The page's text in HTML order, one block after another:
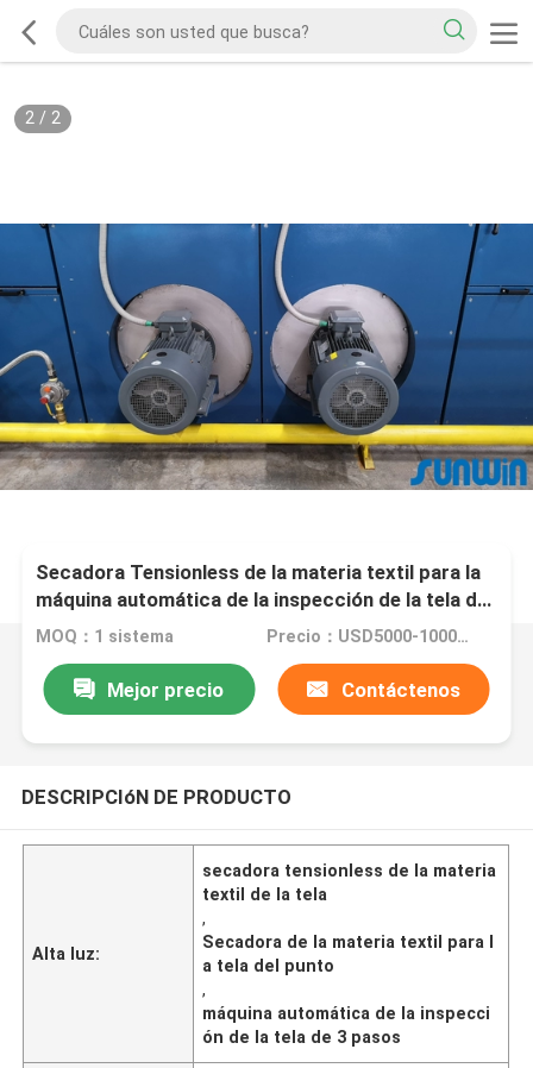
2/ 2
Secadora Tensionless de la materia textil para la
máquina automática de la inspección de la tela del
paso de la tela 3 del punto
MOQ：1 sistema Precio：USD5000-100000
Mejor precio Contáctenos
DESCRIPCIóN DE PRODUCTO
Alta luz:
secadora tensionless de la materia
textil de la tela
,
Secadora de la materia textil para l
a tela del punto
,
máquina automática de la inspecci
ón de la tela de 3 pasos